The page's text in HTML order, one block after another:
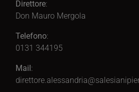
Direttore:
Don Mauro Mergola
Telefono:
0131 344195
Mail: